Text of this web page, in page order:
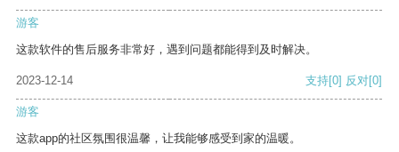
游客
这款软件的售后服务非常好，遇到问题都能得到及时解决。
2023-12-14 支持[0] 反对[0]
游客
这款app的社区氛围很温馨，让我能够感受到家的温暖。